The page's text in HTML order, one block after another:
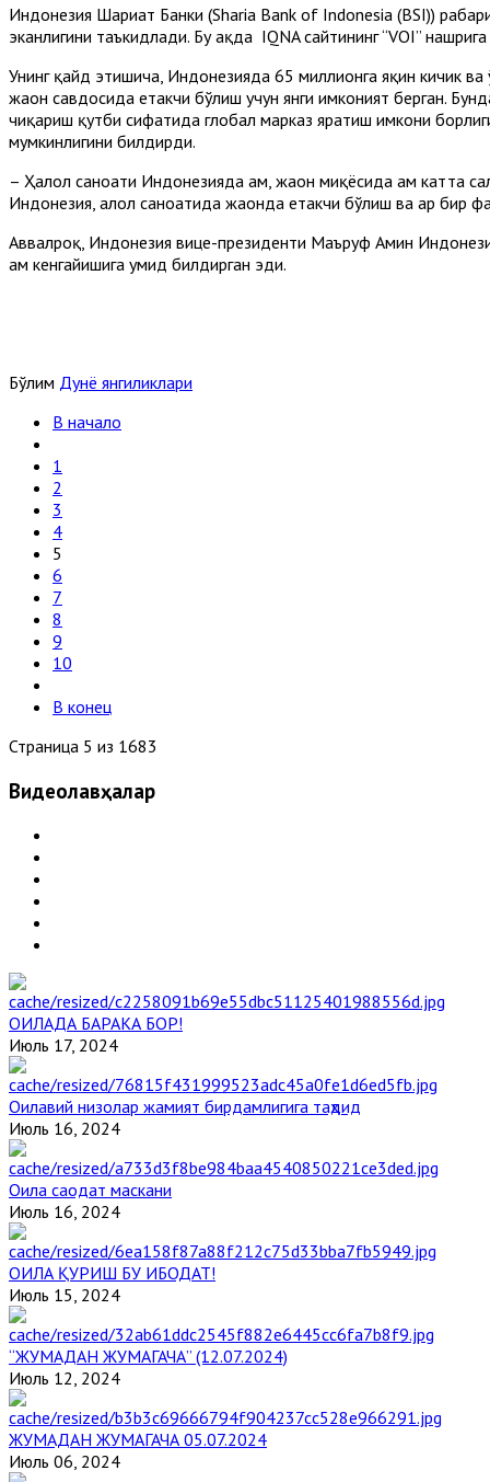
Индонезия Шариат Банки (Sharia Bank of Indonesia (BSI))
эканлигини таъкидлади. Бу ҳақда IQNA сайтининг “VOI”
Унинг қайд этишича, Индонезияда 65 миллионга яқин кичик ва
жаҳон савдосида етакчи бўлиш учун янги имконият берган.
чиқариш қутби сифатида глобал марказ яратиш имкони
мумкинлигини билдирди.
– Ҳалол саноати Индонезияда ҳам, жаҳон миқёсида ҳам катта
Индонезия, ҳалол саноатида жаҳонда етакчи бўлиш ва ҳар бир
Aввалроқ, Индонезия вице-президенти Маъруф Aмин
ҳам кенгайишига умид билдирган эди.
Бўлим Дунё янгиликлари
В начало
1
2
3
4
5
6
7
8
9
10
В конец
Страница 5 из 1683
Видеолавҳалар
ОИЛАДА БАРАКА БОР!
Июль 17, 2024
Оилавий низолар жамият бирдамлигига таҳдид
Июль 16, 2024
Оила саодат маскани
Июль 16, 2024
ОИЛА ҚУРИШ БУ ИБОДАТ!
Июль 15, 2024
“ЖУМАДАН ЖУМАГАЧА” (12.07.2024)
Июль 12, 2024
ЖУМАДАН ЖУМАГАЧА 05.07.2024
Июль 06, 2024